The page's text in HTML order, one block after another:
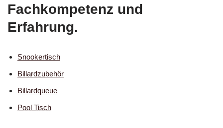
Fachkompetenz und
Erfahrung.
Snookertisch
Billardzubehör
Billardqueue
Pool Tisch